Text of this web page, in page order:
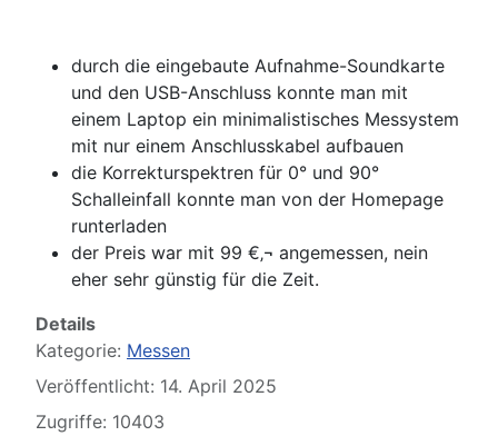
durch die eingebaute Aufnahme-Soundkarte
und den USB-Anschluss konnte man mit
einem Laptop ein minimalistisches Messystem
mit nur einem Anschlusskabel aufbauen
die Korrekturspektren für 0° und 90°
Schalleinfall konnte man von der Homepage
runterladen
der Preis war mit 99 €‚¬ angemessen, nein
eher sehr günstig für die Zeit.
Details
Kategorie: Messen
Veröffentlicht: 14. April 2025
Zugriffe: 10403